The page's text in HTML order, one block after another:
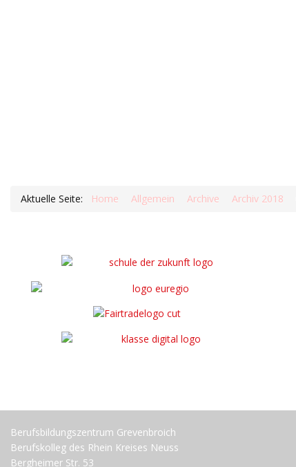
Aktuelle Seite: Home Allgemein Archive Archiv 2018
Berufsbildungszentrum Grevenbroich
Berufskolleg des Rhein Kreises Neuss
Bergheimer Str. 53